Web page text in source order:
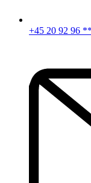
+45 20 92 96